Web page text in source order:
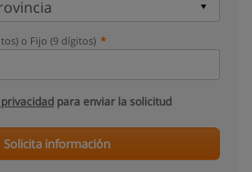
o Fijo (9 dígitos)
para enviar la solicitud
Solicita información